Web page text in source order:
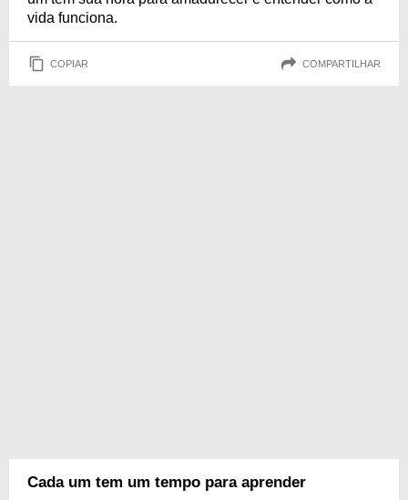
vida funciona.
COPIAR COMPARTILHAR
Cada um tem um tempo para aprender